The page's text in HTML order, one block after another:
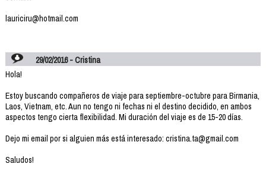
lauriciru@hotmail.com
29/02/2016 - Cristina
Hola!
Estoy buscando compañeros de viaje para septiembre-octubre para Birmania,
Laos, Vietnam, etc. Aun no tengo ni fechas ni el destino decidido, en ambos
aspectos tengo cierta flexibilidad. Mi duración del viaje es de 15-20 días.
Dejo mi email por si alguien más está interesado: cristina.ta@gmail.com
Saludos!